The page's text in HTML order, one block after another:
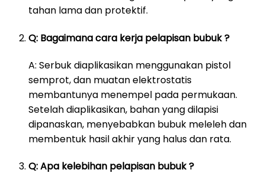
tahan lama dan protektif.
Q: Bagaimana cara kerja pelapisan bubuk ?
A: Serbuk diaplikasikan menggunakan pistol
semprot, dan muatan elektrostatis
membantunya menempel pada permukaan.
Setelah diaplikasikan, bahan yang dilapisi
dipanaskan, menyebabkan bubuk meleleh dan
membentuk hasil akhir yang halus dan rata.
Q: Apa kelebihan pelapisan bubuk ?